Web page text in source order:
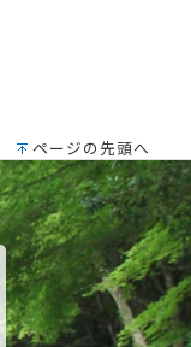
ページの先頭へ